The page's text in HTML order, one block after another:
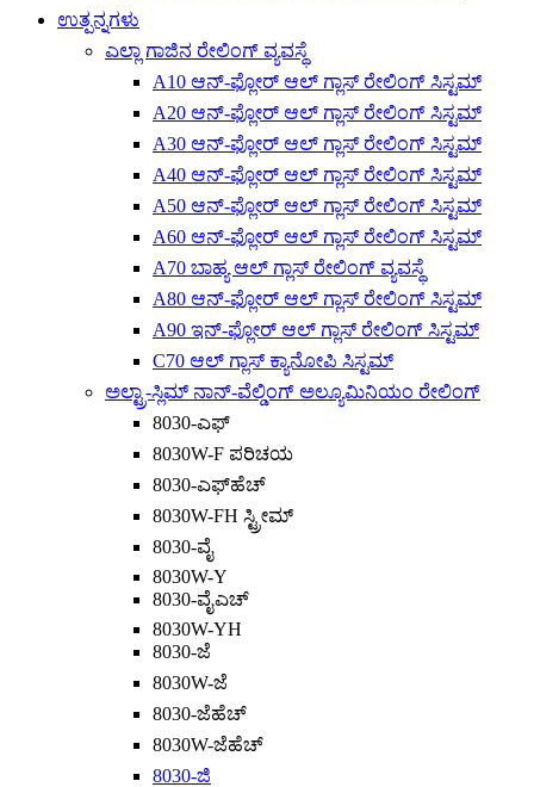
ಉತ್ಪನ್ನಗಳು
ಎಲ್ಲಾ ಗಾಜಿನ ರೇಲಿಂಗ್ ವ್ಯವಸ್ಥೆ
A10 ಆನ್-ಫ್ಲೋರ್ ಆಲ್ ಗ್ಲಾಸ್ ರೇಲಿಂಗ್ ಸಿಸ್ಟಮ್
A20 ಆನ್-ಫ್ಲೋರ್ ಆಲ್ ಗ್ಲಾಸ್ ರೇಲಿಂಗ್ ಸಿಸ್ಟಮ್
A30 ಆನ್-ಫ್ಲೋರ್ ಆಲ್ ಗ್ಲಾಸ್ ರೇಲಿಂಗ್ ಸಿಸ್ಟಮ್
A40 ಆನ್-ಫ್ಲೋರ್ ಆಲ್ ಗ್ಲಾಸ್ ರೇಲಿಂಗ್ ಸಿಸ್ಟಮ್
A50 ಆನ್-ಫ್ಲೋರ್ ಆಲ್ ಗ್ಲಾಸ್ ರೇಲಿಂಗ್ ಸಿಸ್ಟಮ್
A60 ಆನ್-ಫ್ಲೋರ್ ಆಲ್ ಗ್ಲಾಸ್ ರೇಲಿಂಗ್ ಸಿಸ್ಟಮ್
A70 ಬಾಹ್ಯ ಆಲ್ ಗ್ಲಾಸ್ ರೇಲಿಂಗ್ ವ್ಯವಸ್ಥೆ
A80 ಆನ್-ಫ್ಲೋರ್ ಆಲ್ ಗ್ಲಾಸ್ ರೇಲಿಂಗ್ ಸಿಸ್ಟಮ್
A90 ಇನ್-ಫ್ಲೋರ್ ಆಲ್ ಗ್ಲಾಸ್ ರೇಲಿಂಗ್ ಸಿಸ್ಟಮ್
C70 ಆಲ್ ಗ್ಲಾಸ್ ಕ್ಯಾನೋಪಿ ಸಿಸ್ಟಮ್
ಅಲ್ಟ್ರಾ-ಸ್ಲಿಮ್ ನಾನ್-ವೆಲ್ಡಿಂಗ್ ಅಲ್ಯೂಮಿನಿಯಂ ರೇಲಿಂಗ್
8030-ಎಫ್
8030W-F ಪರಿಚಯ
8030-ಎಫ್‌ಹೆಚ್
8030W-FH ಸ್ಟ್ರೀಮ್
8030-ವೈ
8030W-Y
8030-ವೈಎಚ್
8030W-YH
8030-ಜೆ
8030W-ಜೆ
8030-ಜೆಹೆಚ್
8030W-ಜೆಹೆಚ್
8030-ಜಿ